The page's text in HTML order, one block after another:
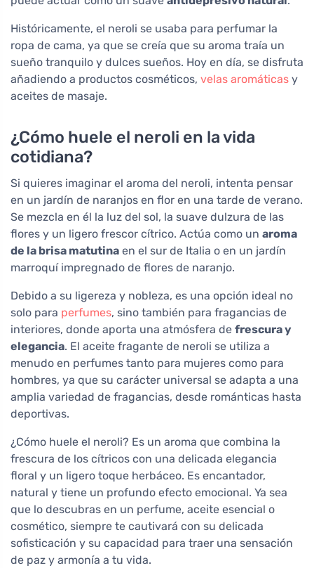
Históricamente, el neroli se usaba para perfumar la
ropa de cama, ya que se creía que su aroma traía un
sueño tranquilo y dulces sueños. Hoy en día, se disfruta
añadiendo a productos cosméticos, velas aromáticas y
aceites de masaje.
¿Cómo huele el neroli en la vida
cotidiana?
Si quieres imaginar el aroma del neroli, intenta pensar
en un jardín de naranjos en flor en una tarde de verano.
Se mezcla en él la luz del sol, la suave dulzura de las
flores y un ligero frescor cítrico. Actúa como un aroma
de la brisa matutina en el sur de Italia o en un jardín
marroquí impregnado de flores de naranjo.
Debido a su ligereza y nobleza, es una opción ideal no
solo para perfumes, sino también para fragancias de
interiores, donde aporta una atmósfera de frescura y
elegancia. El aceite fragante de neroli se utiliza a
menudo en perfumes tanto para mujeres como para
hombres, ya que su carácter universal se adapta a una
amplia variedad de fragancias, desde románticas hasta
deportivas.
¿Cómo huele el neroli? Es un aroma que combina la
frescura de los cítricos con una delicada elegancia
floral y un ligero toque herbáceo. Es encantador,
natural y tiene un profundo efecto emocional. Ya sea
que lo descubras en un perfume, aceite esencial o
cosmético, siempre te cautivará con su delicada
sofisticación y su capacidad para traer una sensación
de paz y armonía a tu vida.